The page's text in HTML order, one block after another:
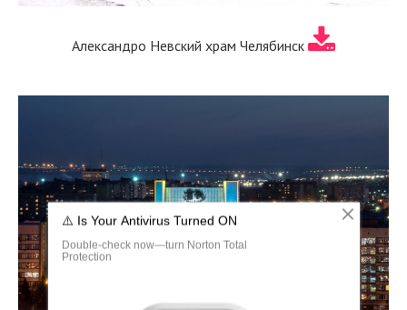
Александро Невский храм Челябинск